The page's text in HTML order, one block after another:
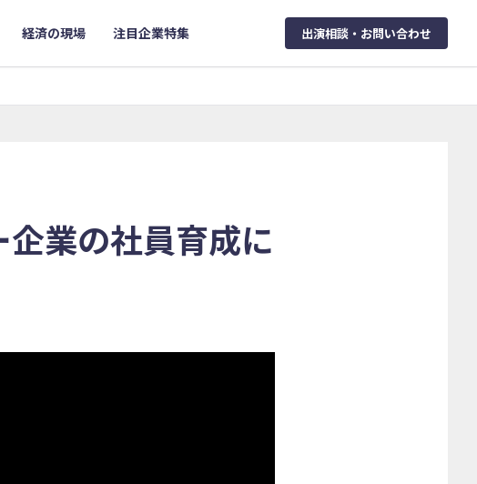
経済の現場 注目企業特集 出演相談・お問い合わせ
業の社員育成に